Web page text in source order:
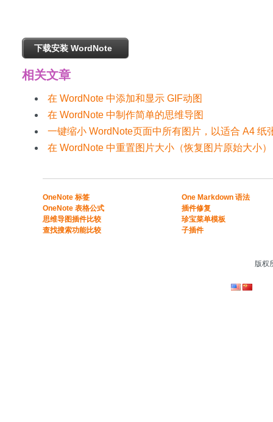
下载安装 WordNote
相关文章
在 WordNote 中添加和显示 GIF动图
在 WordNote 中制作简单的思维导图
一键缩小 WordNote页面中所有图片，以适合 A4 纸
在 WordNote 中重置图片大小（恢复图片原始大小）
​​OneNote 标签
OneNote 表格公式​
​思维导图插件比较​
​查找搜索功能比较​
One Markdown 语法
插件修复
珍宝菜单模板
子插件
版权